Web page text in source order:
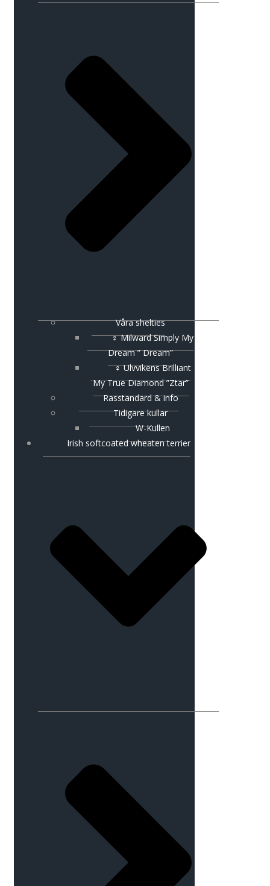
Våra shelties
♀ Milward Simply My
Dream ” Dream”
♀ Ulvvikens Brilliant
My True Diamond ”Ztar”
Rasstandard & info
Tidigare kullar
W-Kullen
Irish softcoated wheaten terrier